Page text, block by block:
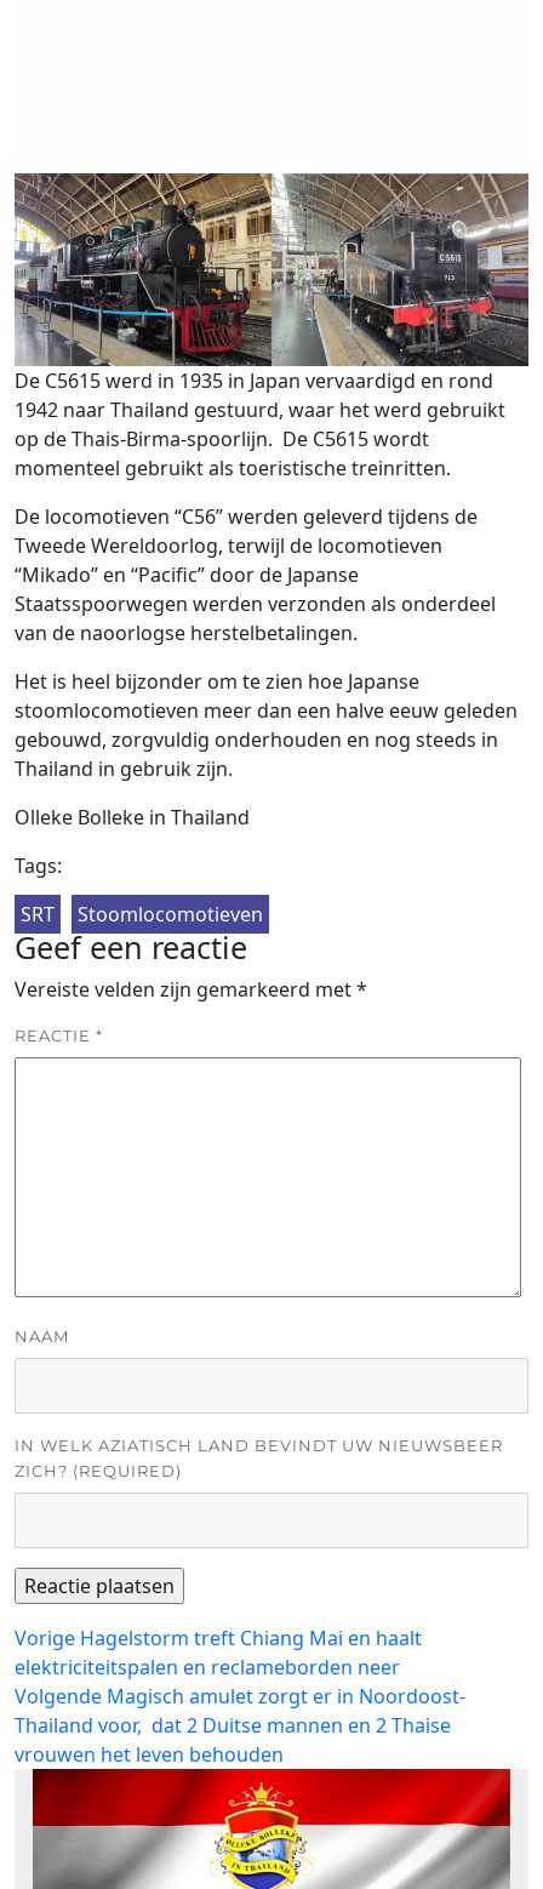
De C5615 werd in 1935 in Japan vervaardigd en rond
1942 naar Thailand gestuurd, waar het werd gebruikt
op de Thais-Birma-spoorlijn. De C5615 wordt
momenteel gebruikt als toeristische treinritten.
De locomotieven “C56” werden geleverd tijdens de
Tweede Wereldoorlog, terwijl de locomotieven
“Mikado” en “Pacific” door de Japanse
Staatsspoorwegen werden verzonden als onderdeel
van de naoorlogse herstelbetalingen.
Het is heel bijzonder om te zien hoe Japanse
stoomlocomotieven meer dan een halve eeuw geleden
gebouwd, zorgvuldig onderhouden en nog steeds in
Thailand in gebruik zijn.
Olleke Bolleke in Thailand
Tags:
SRT
Stoomlocomotieven
Geef een reactie
Vereiste velden zijn gemarkeerd met*
REACTIE *
NAAM
IN WELK AZIATISCH LAND BEVINDT UW NIEUWSBEER
ZICH? (REQUIRED)
Bericht
navigatie
Vorige Vorig
bericht:
Hagelstorm treft Chiang Mai en haalt
elektriciteitspalen en reclameborden neer
Volgende Volgend
bericht:
Magisch amulet zorgt er in Noordoost-
Thailand voor, dat 2 Duitse mannen en 2 Thaise
vrouwen het leven behouden